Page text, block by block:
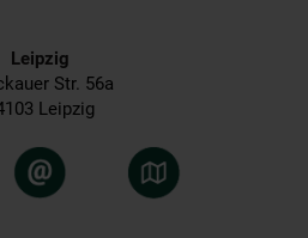
Leipzig
Str. 56a
Leipzig